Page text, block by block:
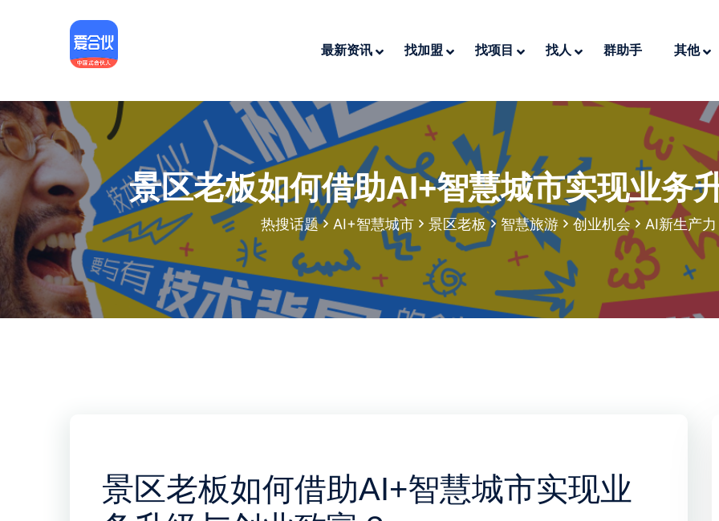
最新资讯 找加盟 找项目 找人 群助手 其他
景区老板如何借助AI+智慧城市实现业务
热搜话题 AI+智慧城市 景区老板 智慧旅游 创业机会 AI新生产力
景区老板如何借助AI+智慧城市实现业